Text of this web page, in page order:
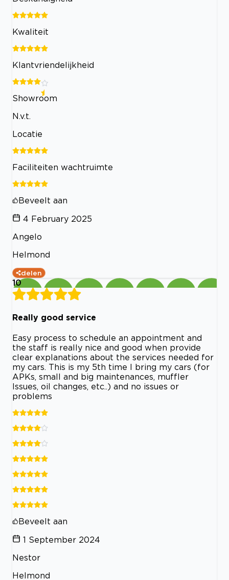
Kwaliteit
Klantvriendelijkheid
Showroom
N.v.t.
Locatie
Faciliteiten wachtruimte
Beveelt aan
4 February 2025
Angelo
Helmond
delen
10
Really good service
Easy process to schedule an appointment and
the staff is really nice and good when provide
clear explanations about the services needed for
my cars. This is my 5th time I bring my cars (for
APKs, small and big maintenances, muffler
Issues, oil changes, etc..) and no issues or
problems
Beveelt aan
1 September 2024
Nestor
Helmond